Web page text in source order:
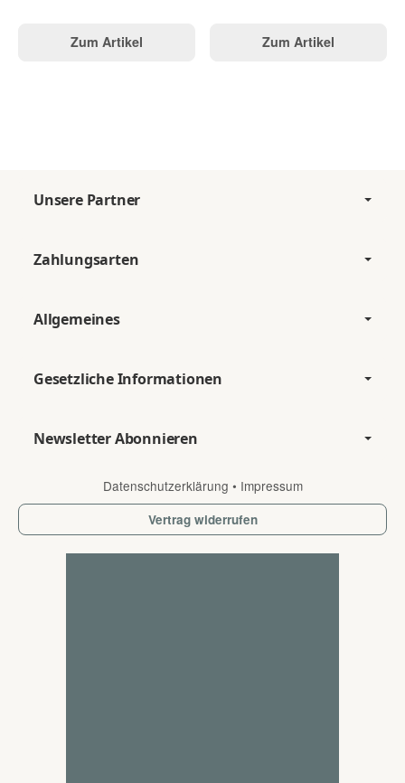
Zum Artikel Zum Artikel
Unsere Partner
Zahlungsarten
Allgemeines
Gesetzliche Informationen
Newsletter Abonnieren
Datenschutzerklärung • Impressum
Vertrag widerrufen